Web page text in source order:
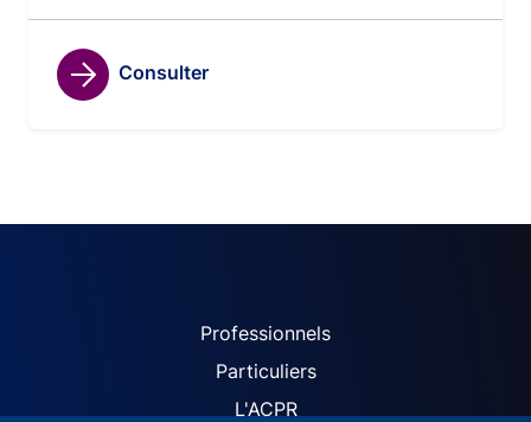
Consulter
ACPR site navigation
Professionnels
Particuliers
L'ACPR